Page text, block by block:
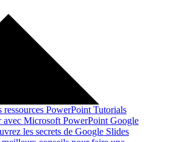
ressources PowerPoint Tutorials
avec Microsoft PowerPoint Google
les secrets de Google Slides